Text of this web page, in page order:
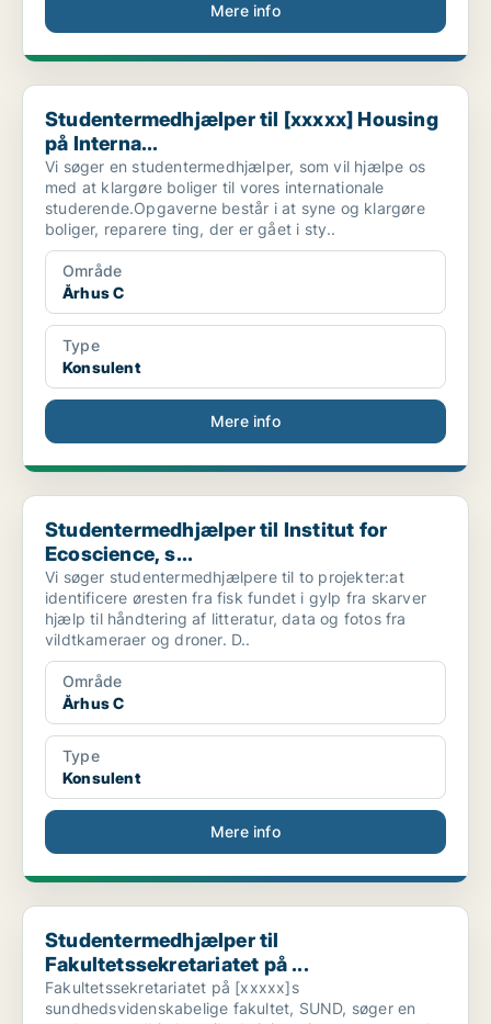
Mere info
Studentermedhjælper til [xxxxx] Housing på Interna...
Studentermedhjælper til [xxxxx] Housing
på Interna...
Vi søger en studentermedhjælper, som vil hjælpe os
med at klargøre boliger til vores internationale
studerende.Opgaverne består i at syne og klargøre
boliger, reparere ting, der er gået i sty..
Område
Århus C
Type
Konsulent
Mere info
Studentermedhjælper til Institut for Ecoscience, s...
Studentermedhjælper til Institut for
Ecoscience, s...
Vi søger studentermedhjælpere til to projekter:at
identificere øresten fra fisk fundet i gylp fra skarver
hjælp til håndtering af litteratur, data og fotos fra
vildtkameraer og droner. D..
Område
Århus C
Type
Konsulent
Mere info
Studentermedhjælper til Fakultetssekretariatet på ...
Studentermedhjælper til
Fakultetssekretariatet på ...
Fakultetssekretariatet på [xxxxx]s
sundhedsvidenskabelige fakultet, SUND, søger en